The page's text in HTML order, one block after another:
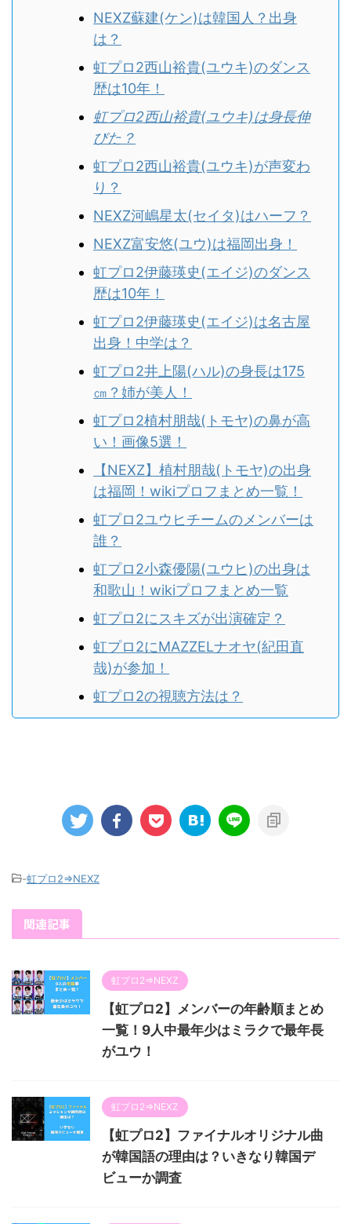
NEXZ蘇建(ケン)は韓国人？出身
は？
虹プロ2西山裕貴(ユウキ)のダンス
歴は10年！
虹プロ2西山裕貴(ユウキ)は身長伸
びた？
虹プロ2西山裕貴(ユウキ)が声変わ
り？
NEXZ河嶋星太(セイタ)はハーフ？
NEXZ富安悠(ユウ)は福岡出身！
虹プロ2伊藤瑛史(エイジ)のダンス
歴は10年！
虹プロ2伊藤瑛史(エイジ)は名古屋
出身！中学は？
虹プロ2井上陽(ハル)の身長は175
㎝？姉が美人！
虹プロ2植村朋哉(トモヤ)の鼻が高
い！画像5選！
【NEXZ】植村朋哉(トモヤ)の出身
は福岡！wikiプロフまとめ一覧！
虹プロ2ユウヒチームのメンバーは
誰？
虹プロ2小森優陽(ユウヒ)の出身は
和歌山！wikiプロフまとめ一覧
虹プロ2にスキズが出演確定？
虹プロ2にMAZZELナオヤ(紀田直
哉)が参加！
虹プロ2の視聴方法は？
-虹プロ2⇒NEXZ
関連記事
虹プロ2⇒NEXZ
【虹プロ2】メンバーの年齢順まとめ
一覧！9人中最年少はミラクで最年長
がユウ！
虹プロ2⇒NEXZ
【虹プロ2】ファイナルオリジナル曲
が韓国語の理由は？いきなり韓国デ
ビューか調査